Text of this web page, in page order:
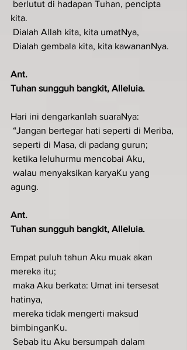
kita.
Dialah Allah kita, kita umatNya,
Dialah gembala kita, kita kawananNya.
Ant.
Tuhan sungguh bangkit, Alleluia.
Hari ini dengarkanlah suaraNya:
“Jangan bertegar hati seperti di Meriba,
seperti di Masa, di padang gurun;
ketika leluhurmu mencobai Aku,
agung.
Ant.
Tuhan sungguh bangkit, Alleluia.
Empat puluh tahun Aku muak akan
mereka itu;
hatinya,
bimbinganKu.